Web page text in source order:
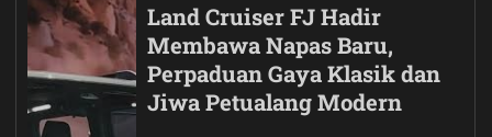
Land Cruiser FJ Hadir
Membawa Napas Baru,
Perpaduan Gaya Klasik dan
Jiwa Petualang Modern